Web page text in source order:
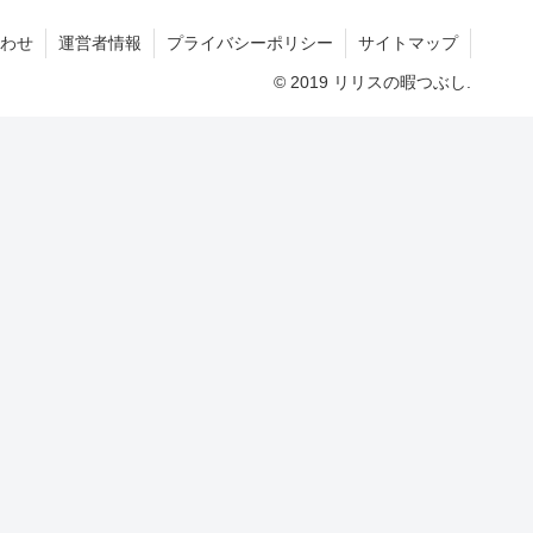
せ 運営者情報 プライバシーポリシー サイトマップ
© 2019 リリスの暇つぶし.